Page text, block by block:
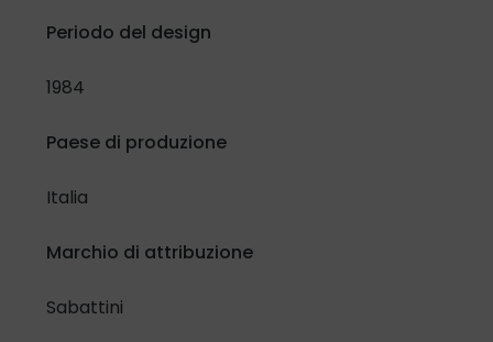
promozione e vendita di prodotti e servizi attraverso
Periodo del design
1984
Paese di produzione
Italia
Marchio di attribuzione
Sabattini